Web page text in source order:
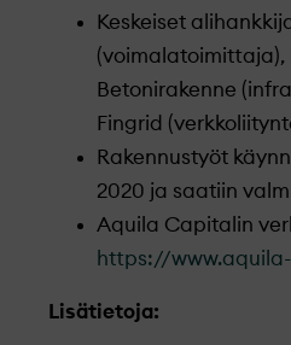
Keskeiset
(voimalatoimittaja),
Betonirakenne
Fingrid
Rakennustyöt
2020 ja saatiin
Aquila Capitalin
https://
Lisätietoja: